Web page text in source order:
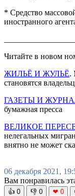
* Средство
иностранного
Читайте в новом
ЖИЛЬЁ И ЖУЛЬЁ.
становятся
ГАЗЕТЫ И
бумажная пресса
ВЕЛИКОЕ
нелегальных
внятно не может
06 декабря 2021,
Вам понравилась
👍 0 👎 0 ❤ 0